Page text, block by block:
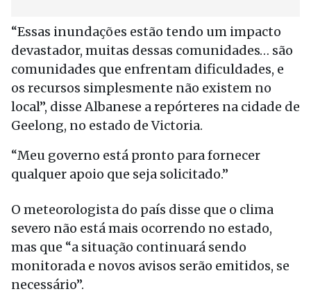
“Essas inundações estão tendo um impacto
devastador, muitas dessas comunidades… são
comunidades que enfrentam dificuldades, e
os recursos simplesmente não existem no
local”, disse Albanese a repórteres na cidade de
Geelong, no estado de Victoria.
“Meu governo está pronto para fornecer
qualquer apoio que seja solicitado.”
O meteorologista do país disse que o clima
severo não está mais ocorrendo no estado,
mas que “a situação continuará sendo
monitorada e novos avisos serão emitidos, se
necessário”.